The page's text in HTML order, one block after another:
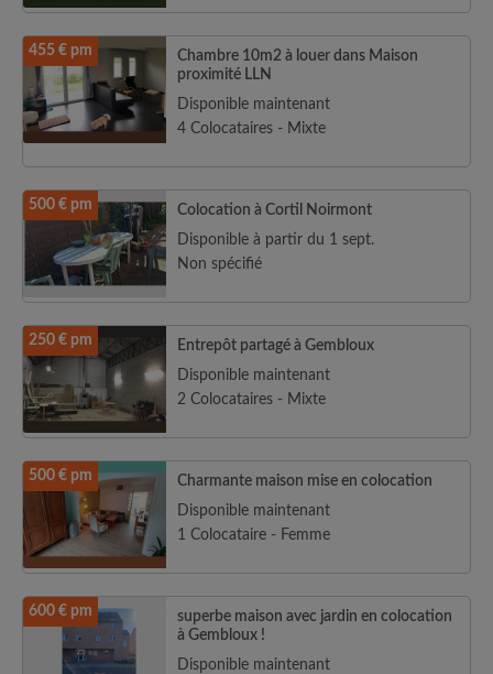
455 € pm
Chambre 10m2 à louer dans Maison
proximité LLN
Disponible maintenant
4 Colocataires - Mixte
500 € pm
Colocation à Cortil Noirmont
Disponible à partir du 1 sept.
Non spécifié
250 € pm
Entrepôt partagé à Gembloux
Disponible maintenant
2 Colocataires - Mixte
500 € pm
Charmante maison mise en colocation
Disponible maintenant
1 Colocataire - Femme
600 € pm
superbe maison avec jardin en colocation
à Gembloux !
Disponible maintenant